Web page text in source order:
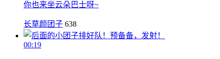
你也来坐云朵巴士呀~
长草颜团子 638
00:19